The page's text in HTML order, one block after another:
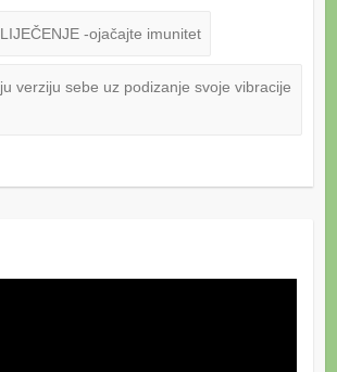
-ojačajte imunitet
verziju sebe uz podizanje svoje vibracije